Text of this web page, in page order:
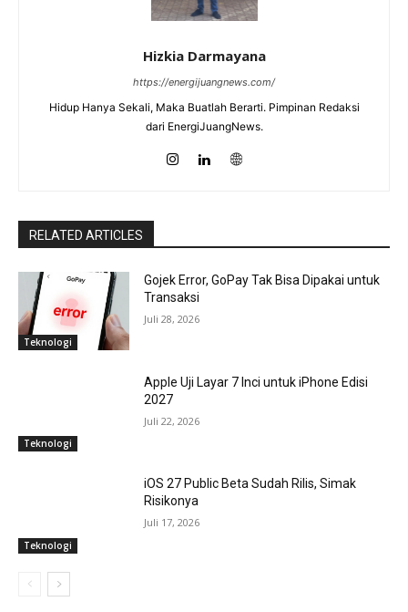
Hizkia Darmayana
https://energijuangnews.com/
Hidup Hanya Sekali, Maka Buatlah Berarti. Pimpinan Redaksi
dari EnergiJuangNews.
RELATED ARTICLES
Teknologi
Gojek Error, GoPay Tak Bisa Dipakai untuk
Transaksi
Juli 28, 2026
Teknologi
Apple Uji Layar 7 Inci untuk iPhone Edisi
2027
Juli 22, 2026
Teknologi
iOS 27 Public Beta Sudah Rilis, Simak
Risikonya
Juli 17, 2026